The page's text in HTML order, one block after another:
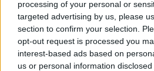
processing of your personal or
targeted advertising by us, please
section to confirm your selection.
opt-out request is processed you
interest-based ads based on
us or personal information